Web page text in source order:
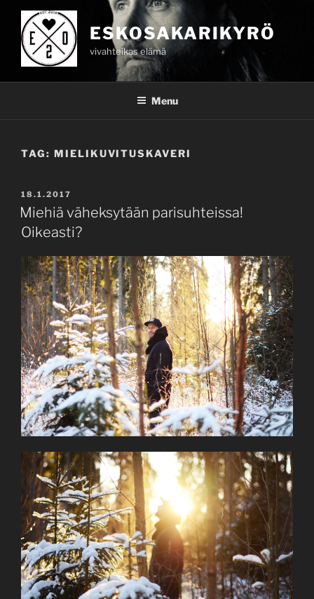
content
ESKOSAKARIKYRÖ
vivahteikas elämä
Menu
TAG: MIELIKUVITUSKAVERI
POSTED
ON
18.1.2017
Miehiä väheksytään parisuhteissa!
Oikeasti?